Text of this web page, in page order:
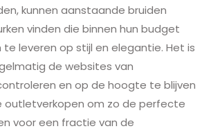
kunnen aanstaande bruiden
vinden die binnen hun budget
te leveren op stijl en elegantie. Het is
de websites van
en op de hoogte te blijven
outletverkopen om zo de perfecte
voor een fractie van de